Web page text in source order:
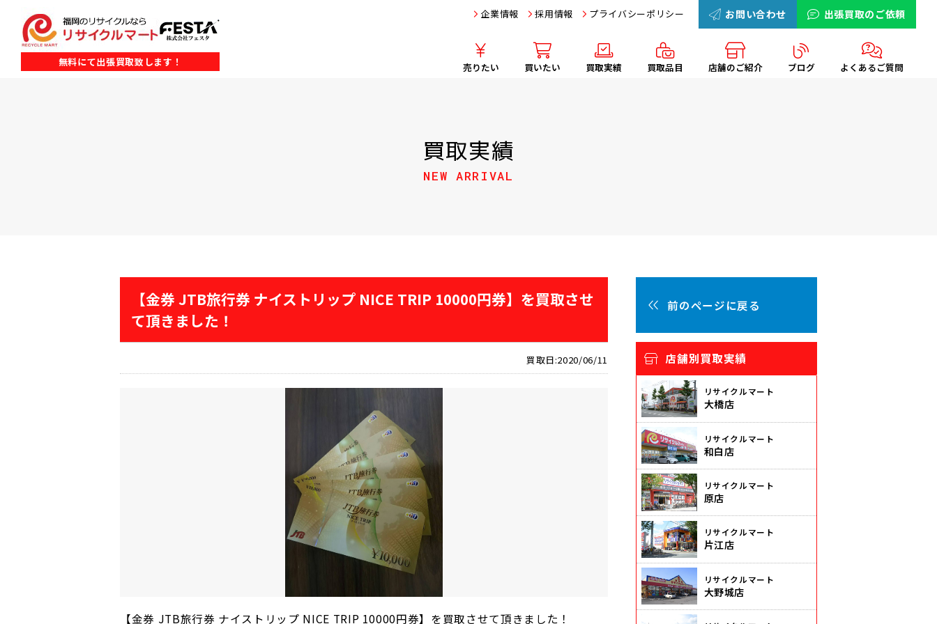
無料にて出張買取致します！
お問い合わせ 出張買取のご依頼
企業情報 採用情報 プライバシーポリシー
売りたい 買いたい 買取実績 買取品目 店舗のご紹介 ブログ よくあるご質問
買取実績
NEW ARRIVAL
【金券 JTB旅行券 ナイストリップ NICE TRIP 10000円券】を買取させ
て頂きました！
買取日:2020/06/11
【金券 JTB旅行券 ナイストリップ NICE TRIP 10000円券】を買取させて頂きました！
前のページに戻る
店舗別買取実績
リサイクルマート
大橋店
リサイクルマート
和白店
リサイクルマート
原店
リサイクルマート
片江店
リサイクルマート
大野城店